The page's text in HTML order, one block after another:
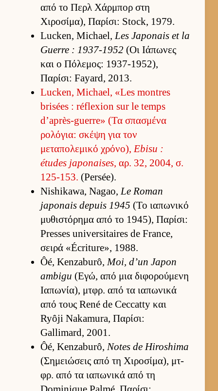
από το Περλ Χάρ­μπορ στη
Χιροσίμα), Παρίσι: Stock, 1979.
Lucken, Michael,Les Japonais et la
Guerre : 1937-1952 (Οι Ιάπωνες
και ο Πόλεμος: 1937-1952),
Παρίσι: Fayard, 2013.
Lucken, Michael, «Les montres
brisées : réflexion sur le temps
d’après-guerre» (Τα σπασμένα
ρολόγια: σκέψη για τον
μεταπολεμικό χρόνο),Ebisu :
études japonaises, αρ. 32, 2004, σ.
125-153. (Persée).
Nishikawa, Nagao,Le Roman
japonais depuis 1945 (Το ια­πωνικό
μυθιστόρημα από το 1945), Παρίσι:
Presses universitaires de France,
σειρά «Écriture», 1988.
Ôé, Kenzaburô,Moi, d’un Japon
ambigu (Εγώ, από μια διφορού­μενη
Ια­πωνία), μτ­φρ. από τα ια­πωνικά
από τους René de Ceccatty και
Ryôji Nakamura, Παρίσι:
Gallimard, 2001.
Ôé, Kenzaburô, Notes de Hiroshima
(Σημειώσεις από τη Χιροσίμα), μτ­
φρ. από τα ια­πωνικά από τη